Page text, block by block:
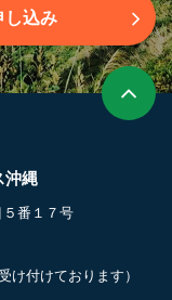
し込み
沖縄
５番１７号
け付けております）